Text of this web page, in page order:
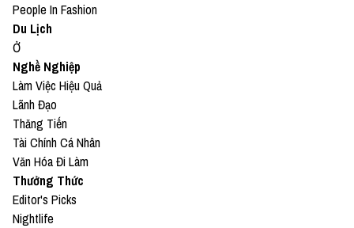
People In Fashion
Du Lịch
Ở
Nghề Nghiệp
Làm Việc Hiệu Quả
Lãnh Đạo
Thăng Tiến
Tài Chính Cá Nhân
Văn Hóa Đi Làm
Thưởng Thức
Editor's Picks
Nightlife